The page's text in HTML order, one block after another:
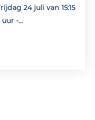
24 juli van 15:15
-...